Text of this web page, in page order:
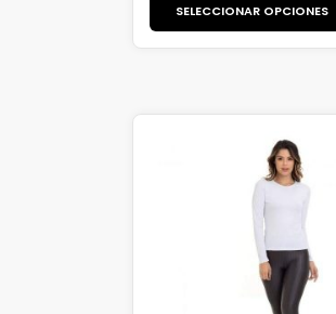
SELECCIONAR OPCIONES